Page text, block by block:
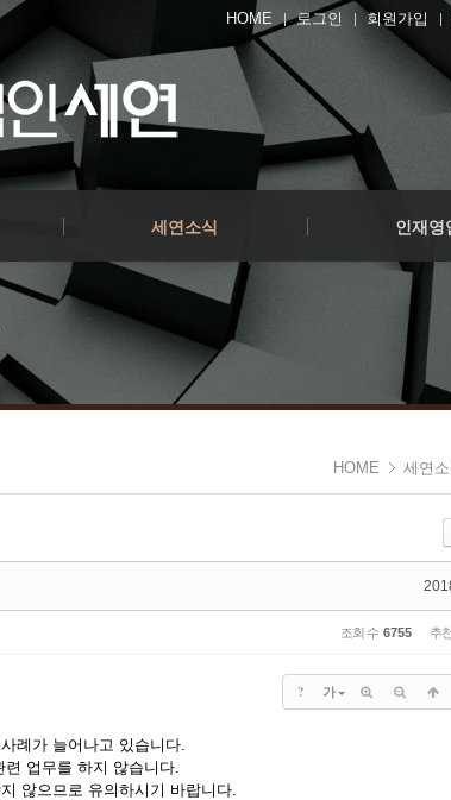
HOME
로그인 회원가입
세연소식 인재영
인재영입
지원하기
HOME 세연소
조회 수 6755 추
? 가
례가 늘어나고 있습니다.
업무를 하지 않습니다.
않으므로 유의하시기 바랍니다.